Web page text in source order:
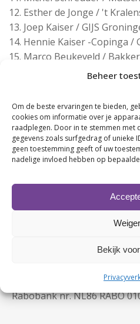
Beheer
Om de beste ervaringen te bieden,
cookies om informatie over je
raadplegen. Door in te stemmen met
gegevens zoals surfgedrag of unieke
geen toestemming geeft of uw
nadelige invloed hebben op
Bekijk
Esther de Jonge / 't
Joep Kaiser / GIJS
Hennie Kaiser -Copinga /
Marco Beukeveld /
Martin de Wilde / G4S
gast Martin de Wilde
Marcel Dijkema / The
BTW nr. NL107749245B02
Rabobank nr. NL86 RABO